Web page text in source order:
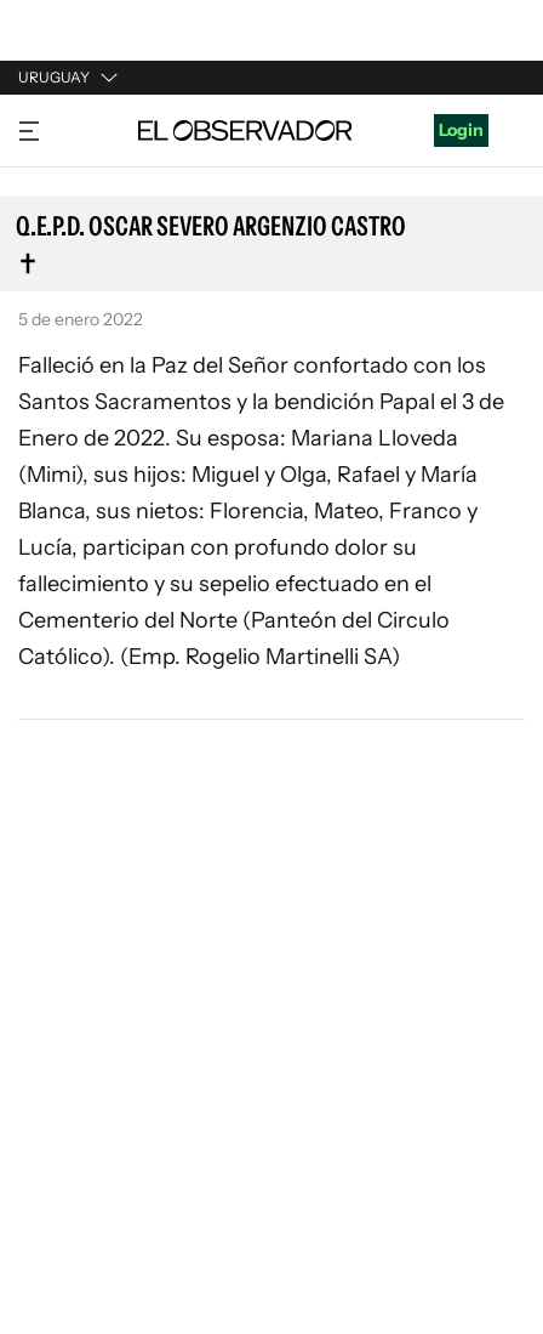
URUGUAY
URUGUAY
ARGENTINA
ESPAÑA
ESTADOS UNIDOS
Login
Q.E.P.D. OSCAR SEVERO ARGENZIO CASTRO
5 de enero 2022
Falleció en la Paz del Señor confortado con los
Santos Sacramentos y la bendición Papal el 3 de
Enero de 2022. Su esposa: Mariana Lloveda
(Mimi), sus hijos: Miguel y Olga, Rafael y María
Blanca, sus nietos: Florencia, Mateo, Franco y
Lucía, participan con profundo dolor su
fallecimiento y su sepelio efectuado en el
Cementerio del Norte (Panteón del Circulo
Católico). (Emp. Rogelio Martinelli SA)